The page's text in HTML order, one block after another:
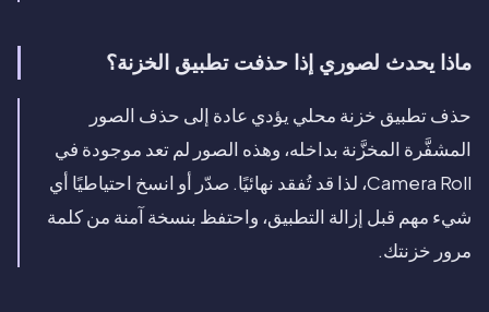
ماذا يحدث لصوري إذا حذفت تطبيق الخزنة؟
حذف تطبيق خزنة محلي يؤدي عادة إلى حذف الصور
المشفَّرة المخزَّنة بداخله، وهذه الصور لم تعد موجودة في
Camera Roll، لذا قد تُفقد نهائيًا. صدّر أو انسخ احتياطيًا أي
شيء مهم قبل إزالة التطبيق، واحتفظ بنسخة آمنة من كلمة
مرور خزنتك.